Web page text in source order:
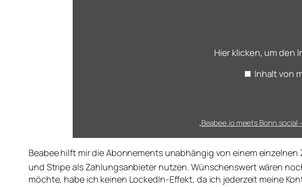
Hier klicken, um den
Inhalt von
„Beabee.io meets
Beabee hilft mir die Abonnements unabhängig von einem
und Stripe als Zahlungsanbieter nutzen. Wünschenswert wären
möchte, habe ich keinen LockedIn-Effekt, da ich jederzeit meine